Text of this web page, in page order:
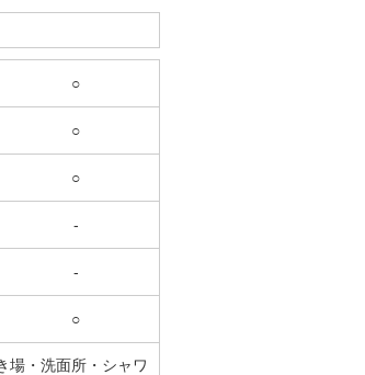
○
○
○
-
-
○
場・洗面所・シャワ